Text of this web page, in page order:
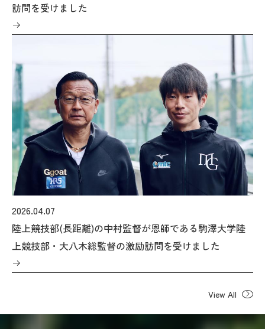
訪問を受けました
2026.04.07
陸上競技部(長距離)の中村監督が恩師である駒澤大学陸
上競技部・大八木総監督の激励訪問を受けました
View All